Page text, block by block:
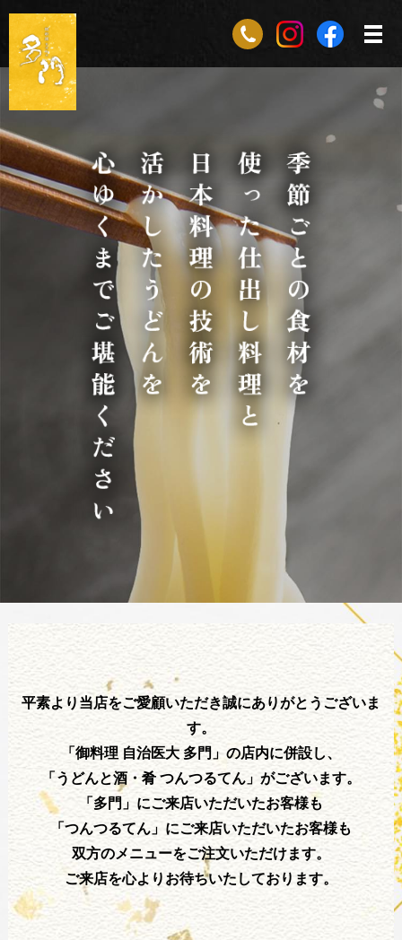
平素より当店をご愛顧いただき誠にありがとうございま
す。
「御料理 自治医大 多門」の店内に併設し、
「うどんと酒・肴 つんつるてん」がございます。
「多門」にご来店いただいたお客様も
「つんつるてん」にご来店いただいたお客様も
双方のメニューをご注文いただけます。
ご来店を心よりお待ちいたしております。